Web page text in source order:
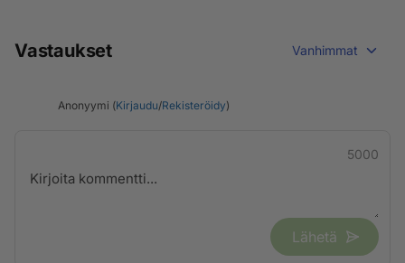
Vastaukset Vanhimmat
Anonyymi (Kirjaudu/Rekisteröidy)
5000
Lähetä